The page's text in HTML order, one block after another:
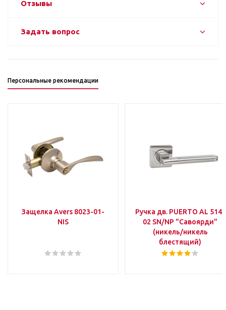
Отзывы
Задать вопрос
Персональные рекомендации
Защелка Avers 8023-01-
NIS
Ручка дв. PUERTO AL 514-
02 SN/NP "Савоярди"
(никель/никель
блестящий)